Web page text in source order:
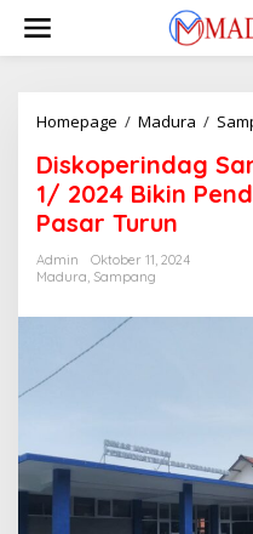
konten
Homepage / Madura /
Diskoperindag
1/ 2024 Bikin
Pasar Turun
Admin
Oktober 11, 2024
Madura, Sampang